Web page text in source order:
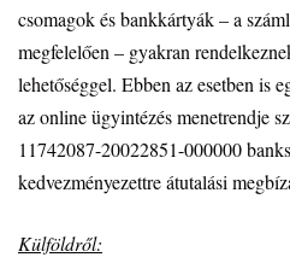
csomagok és bankkártyák – a
megfelelően – gyakran
lehetőséggel. Ebben az esetben is
az online ügyintézés menetrendje
11742087-20022851-000000
kedvezményezettre átutalási
Külföldről: